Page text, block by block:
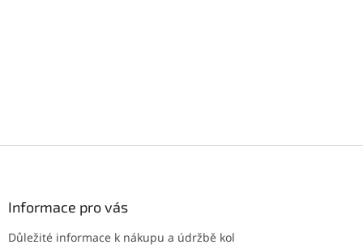
Informace pro vás
Důležité informace k nákupu a údržbě kol